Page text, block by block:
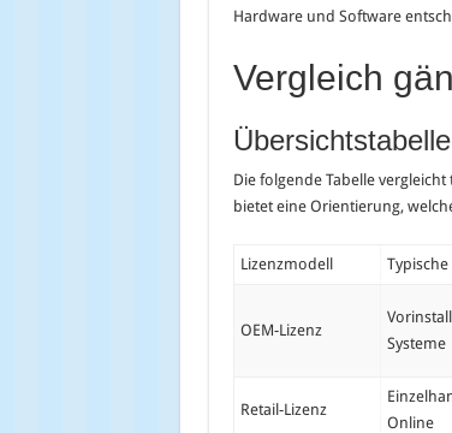
Hardware und Software
Vergleich
Die folgende Tabelle
bietet eine Orientierung,
Lizenzmodell
OEM-Lizenz
Systeme
Retail-Lizenz
Online